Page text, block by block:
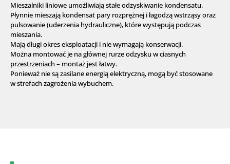
Mieszalniki liniowe umożliwiają stałe odzyskiwanie kondensatu.
Płynnie mieszają kondensat pary rozprężnej i łagodzą wstrząsy oraz
pulsowanie (uderzenia hydrauliczne), które występują podczas
mieszania.
Mają długi okres eksploatacji i nie wymagają konserwacji.
Można montować je na głównej rurze odzysku w ciasnych
przestrzeniach – montaż jest łatwy.
Ponieważ nie są zasilane energią elektryczną, mogą być stosowane
w strefach zagrożenia wybuchem.